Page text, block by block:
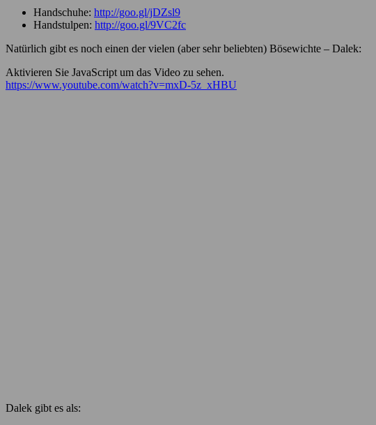
Handschuhe: http://goo.gl/jDZsl9
Handstulpen: http://goo.gl/9VC2fc
Natürlich gibt es noch einen der vielen (aber sehr beliebten) Bösewichte – Dalek:
Aktivieren Sie JavaScript um das Video zu sehen.
https://www.youtube.com/watch?v=mxD-5z_xHBU
Dalek gibt es als: